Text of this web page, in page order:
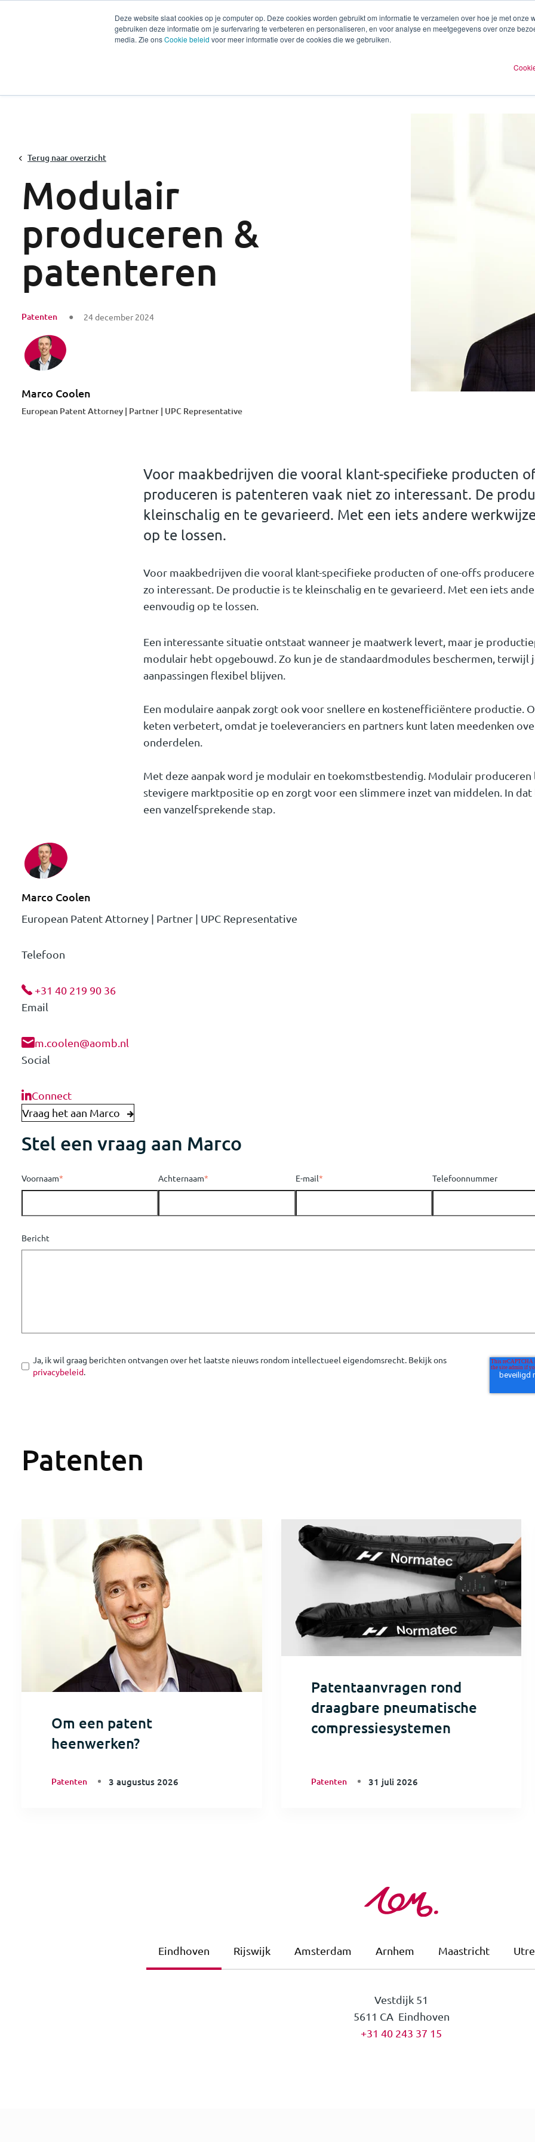
Deze website slaat cookies op je computer op. Deze cookies worden gebruikt om informatie te verzamelen over hoe je met onze
gebruiken deze informatie om je surfervaring te verbeteren en personaliseren, en voor analyse en meetgegevens over onze
media. Zie onsCookie beleid voor meer informatie over de cookies die we gebruiken.
Diensten Sectoren Experts
Terug naar overzicht
Modulair
produceren &
patenteren
Patenten 24 december 2024
Marco Coolen
European Patent Attorney | Partner | UPC Representative
Voor maakbedrijven die vooral klant-specifieke producten
produceren is patenteren vaak niet zo interessant. De
kleinschalig en te gevarieerd. Met een iets andere
op te lossen.
Voor maakbedrijven die vooral klant-specifieke producten of one-offs
zo interessant. De productie is te kleinschalig en te gevarieerd. Met een iets
eenvoudig op te lossen.
Een interessante situatie ontstaat wanneer je maatwerk levert, maar je
modulair hebt opgebouwd. Zo kun je de standaardmodules beschermen, terwijl
aanpassingen flexibel blijven.
Een modulaire aanpak zorgt ook voor snellere en kostenefficiëntere productie.
keten verbetert, omdat je toeleveranciers en partners kunt laten meedenken
onderdelen.
Met deze aanpak word je modulair en toekomstbestendig. Modulair
stevigere marktpositie op en zorgt voor een slimmere inzet van middelen. In
een vanzelfsprekende stap.
Marco Coolen
European Patent Attorney | Partner | UPC Representative
Telefoon
+31 40 219 90 36
Email
m.coolen@aomb.nl
Social
Connect
Vraag het aan Marco
Stel een vraag aan Marco
Voornaam* Achternaam* E-mail* Telefoonnummer
Bericht
Ja, ik wil graag berichten ontvangen over het laatste nieuws rondom intellectueel eigendomsrecht. Bekijk ons
privacybeleid.
Patenten
Om een patent
heenwerken?
Patenten 3 augustus 2026
Patentaanvragen rond
draagbare pneumatische
compressiesystemen
Patenten 31 juli 2026
Eindhoven Rijswijk Amsterdam Arnhem Maastricht
Vestdijk 51
5611 CA Eindhoven
+31 40 243 37 15